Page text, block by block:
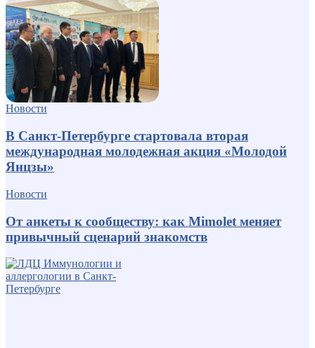
Новости
В Санкт-Петербурге стартовала вторая
международная молодежная акция «Молодой
Янцзы»
Новости
От анкеты к сообществу: как Mimolet меняет
привычный сценарий знакомств